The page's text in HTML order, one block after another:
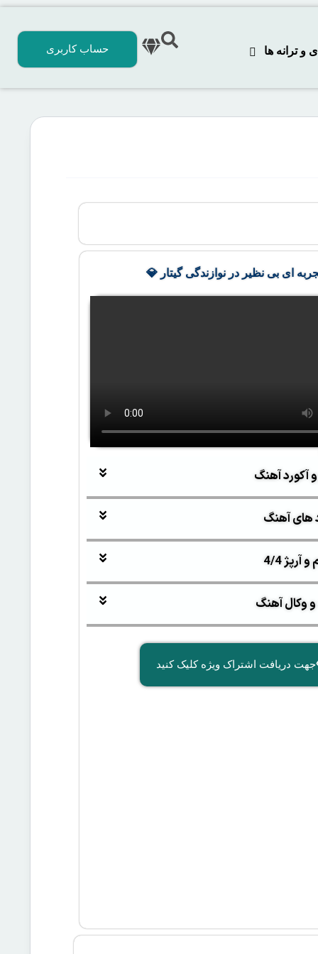
ترانه‌ ها حساب کاربری
ای بی نظیر در نوازندگی گیتار 💎
آکورد آهنگ
های آهنگ
4/4
وکال آهنگ
جهت دریافت اشتراک ویژه کلیک کنید